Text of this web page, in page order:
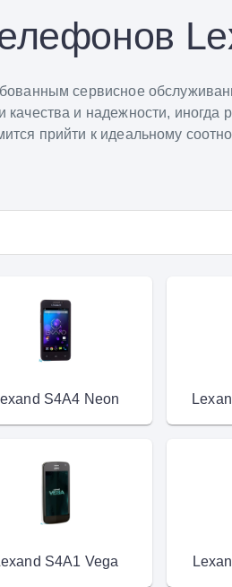
сервисное
и надежности,
прийти к идеальному
S4A4 Neon
S4A1 Vega